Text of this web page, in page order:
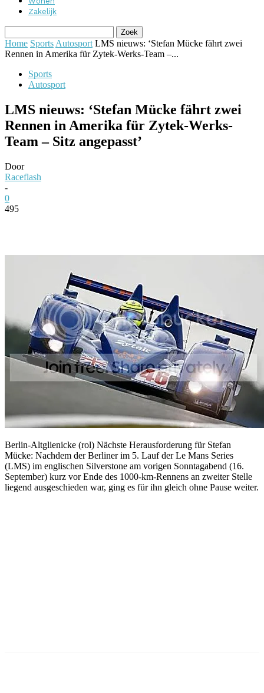
Zakelijk
Home Sports Autosport LMS nieuws: ‘Stefan Mücke fährt zwei
Rennen in Amerika für Zytek-Werks-Team –...
Sports
Autosport
LMS nieuws: ‘Stefan Mücke fährt zwei
Rennen in Amerika für Zytek-Werks-
Team – Sitz angepasst’
Door
Raceflash
-
0
495
Berlin-Altglienicke (rol) Nächste Herausforderung für Stefan
Mücke: Nachdem der Berliner im 5. Lauf der Le Mans Series
(LMS) im englischen Silverstone am vorigen Sonntagabend (16.
September) kurz vor Ende des 1000-km-Rennens an zweiter Stelle
liegend ausgeschieden war, ging es für ihn gleich ohne Pause weiter.